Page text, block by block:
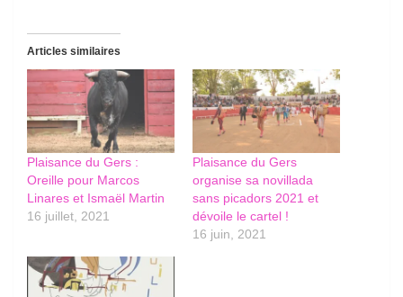
Articles similaires
Plaisance du Gers :
Oreille pour Marcos
Linares et Ismaël Martin
16 juillet, 2021
Plaisance du Gers
organise sa novillada
sans picadors 2021 et
dévoile le cartel !
16 juin, 2021